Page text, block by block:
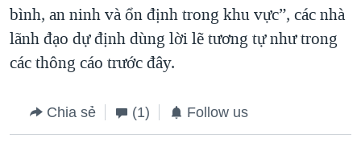
bình, an ninh và ổn định trong khu vực”, các nhà
lãnh đạo dự định dùng lời lẽ tương tự như trong
các thông cáo trước đây.
Chia sẻ (1) Follow us